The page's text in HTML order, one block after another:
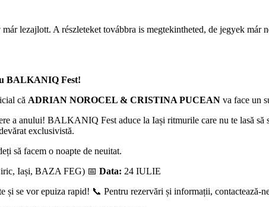
már lezajlott. A részleteket továbbra is megtekintheted, de jegyek már
BALKANIQ Fest!
că ADRIAN NOROCEL & CRISTINA PUCEAN va face un
a anului! BALKANIQ Fest aduce la Iași ritmurile care nu te lasă
exclusivistă.
să facem o noapte de neuitat.
Iași, BAZA FEG) 📅 Data: 24 IULIE
și se vor epuiza rapid! 📞 Pentru rezervări și informații, contactează-